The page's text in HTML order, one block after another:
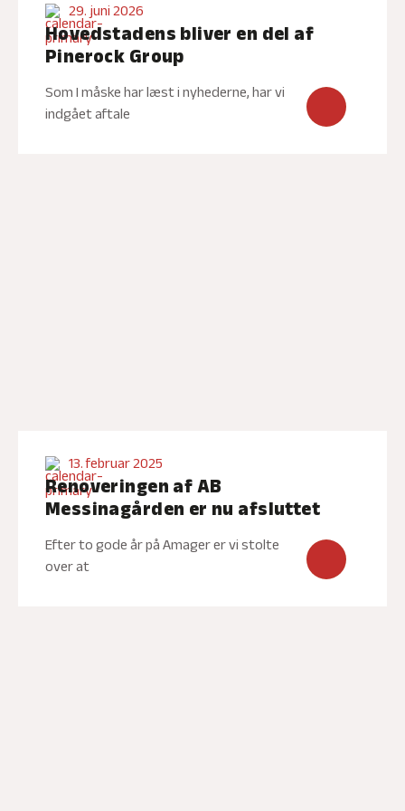
29. juni 2026
Hovedstadens bliver en del af
Pinerock Group
Som I måske har læst i nyhederne, har vi
indgået aftale
13. februar 2025
Renoveringen af AB
Messinagården er nu afsluttet
Efter to gode år på Amager er vi stolte
over at